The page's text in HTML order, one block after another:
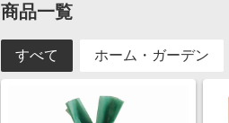
商品一覧
すべて ホーム・ガーデン